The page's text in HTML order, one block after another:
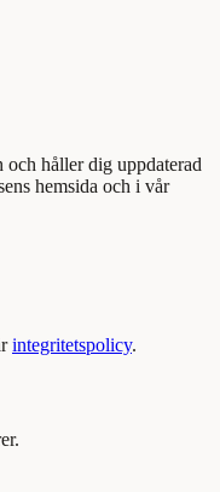
håller dig uppdaterad
hemsida och i vår
integritetspolicy.